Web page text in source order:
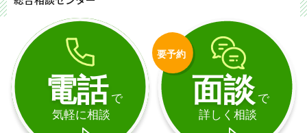
当会について
相談会情報・お知らせ
交通アクセス